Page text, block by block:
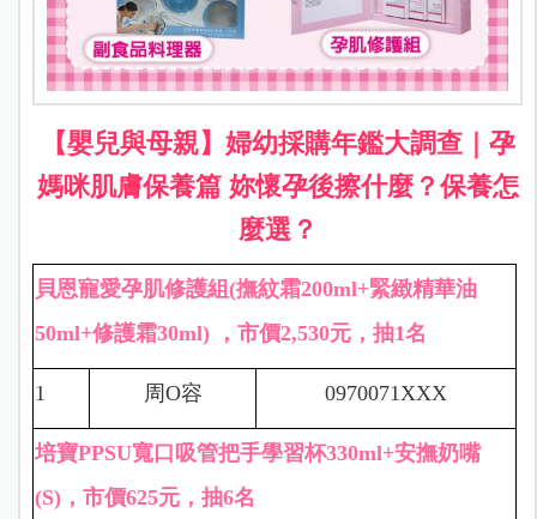
【嬰兒與母親】婦幼採購年鑑大調查｜孕
媽咪肌膚保養篇 妳懷孕後擦什麼？保養怎
麼選？
貝恩寵愛孕肌修護組(撫紋霜200ml+緊緻精華油
50ml+修護霜30ml) ，市價2,530元，抽1名
1 周 O容 0970071XXX
培寶PPSU寬口吸管把手學習杯330ml+安撫奶嘴
(S)，市價625元，抽6名